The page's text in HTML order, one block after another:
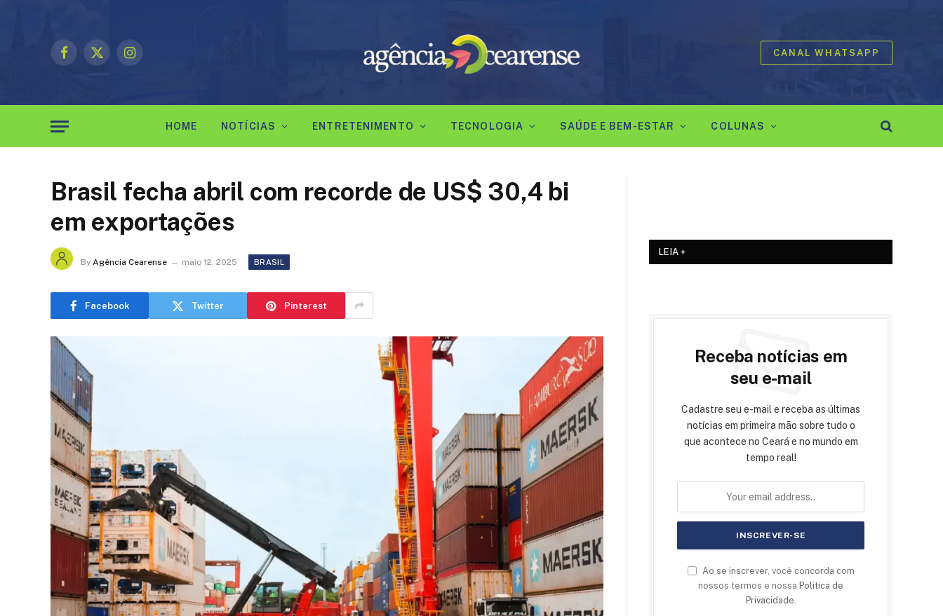
Facebook
X
Instagram
CANAL WHATSAPP
HOME NOTÍCIAS ENTRETENIMENTO TECNOLOGIA SAÚDE E BEM-ESTAR COLUNAS
Brasil fecha abril com recorde de US$ 30,4 bi
em exportações
By Agência Cearense maio 12, 2025 BRASIL
Facebook Twitter Pinterest
LEIA +
Receba notícias em
seu e-mail
Cadastre seu e-mail e receba as últimas
notícias em primeira mão sobre tudo o
que acontece no Ceará e no mundo em
tempo real!
Ao se inscrever, você concorda com
nossos termos e nossa Politica de
Privacidade.